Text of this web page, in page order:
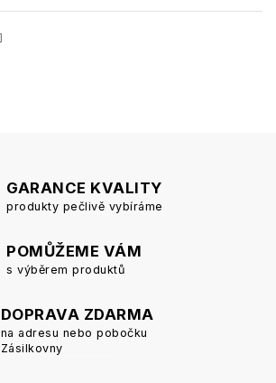
GARANCE KVALITY
produkty pečlivě vybíráme
POMŮŽEME VÁM
s výběrem produktů
DOPRAVA ZDARMA
na adresu nebo pobočku
Zásilkovny